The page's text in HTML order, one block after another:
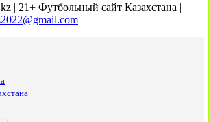
| 21+ Футбольный сайт Казахстана |